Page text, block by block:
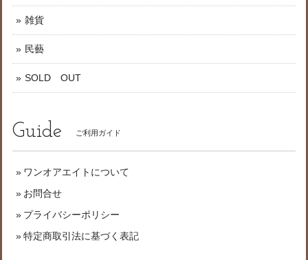
雑貨
民藝
SOLD OUT
Guide ご利用ガイド
ワンオアエイトについて
お問合せ
プライバシーポリシー
特定商取引法に基づく表記